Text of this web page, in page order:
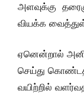
அளவுக்கு
வியக்க
ஏனென்றால்
செய்து
வயிற்றில்